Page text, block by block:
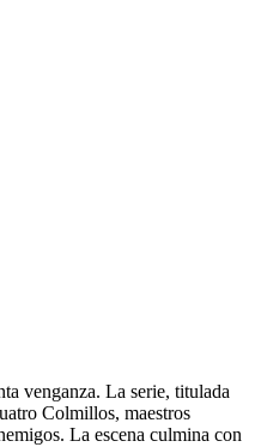
venganza. La serie, titulada
Colmillos, maestros
La escena culmina con